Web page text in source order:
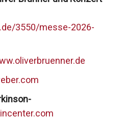
3550/messe-2026-